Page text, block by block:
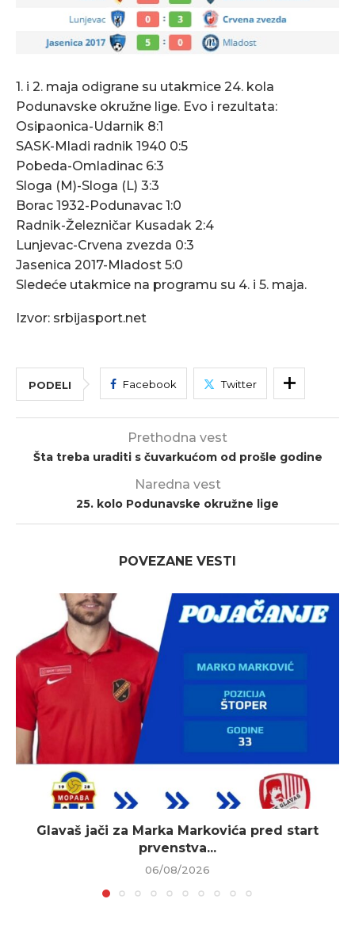
1. i 2. maja odigrane su utakmice 24. kola
Podunavske okružne lige. Evo i rezultata:
Osipaonica-Udarnik 8:1
SASK-Mladi radnik 1940 0:5
Pobeda-Omladinac 6:3
Sloga (M)-Sloga (L) 3:3
Borac 1932-Podunavac 1:0
Radnik-Železničar Kusadak 2:4
Lunjevac-Crvena zvezda 0:3
Jasenica 2017-Mladost 5:0
Sledeće utakmice na programu su 4. i 5. maja.
Izvor: srbijasport.net
PODELI Facebook Twitter
Prethodna vest
Šta treba uraditi s čuvarkućom od prošle godine
Naredna vest
25. kolo Podunavske okružne lige
POVEZANE VESTI
Glavaš jači za Marka Markovića pred start
prvenstva...
06/08/2026